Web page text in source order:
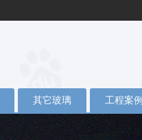
其它玻璃 工程案例